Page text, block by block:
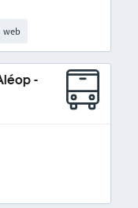
web
-